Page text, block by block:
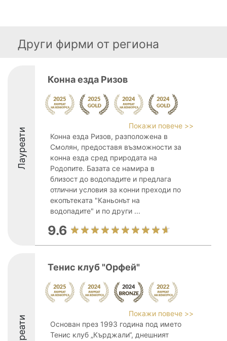
Други фирми от региона
Лауреати
Конна езда Ризов
Покажи повече >>
Конна езда Ризов, разположена в
Смолян, предоставя възможности за
конна езда сред природата на
Родопите. Базата се намира в
близост до водопадите и предлага
отлични условия за конни преходи по
екопътеката "Каньонът на
водопадите" и по други ...
9.6
Тенис клуб "Орфей"
Покажи повече >>
Основан през 1993 година под името
Тенис клуб „Кърджали“, днешният